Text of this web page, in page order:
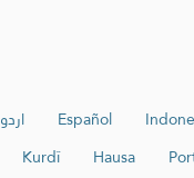
اردو Español
Kurdî Hausa